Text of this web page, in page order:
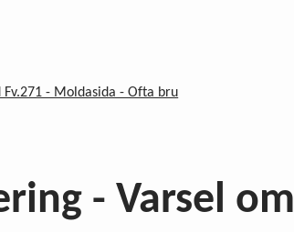
- Moldasida - Ofta bru
- Varsel om